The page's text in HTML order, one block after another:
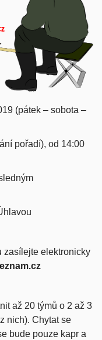
(pátek – sobota –
pořadí), od 14:00
zasílejte elektronicky
až 20 týmů o 2 až 3
nich). Chytat se
bude pouze kapr a